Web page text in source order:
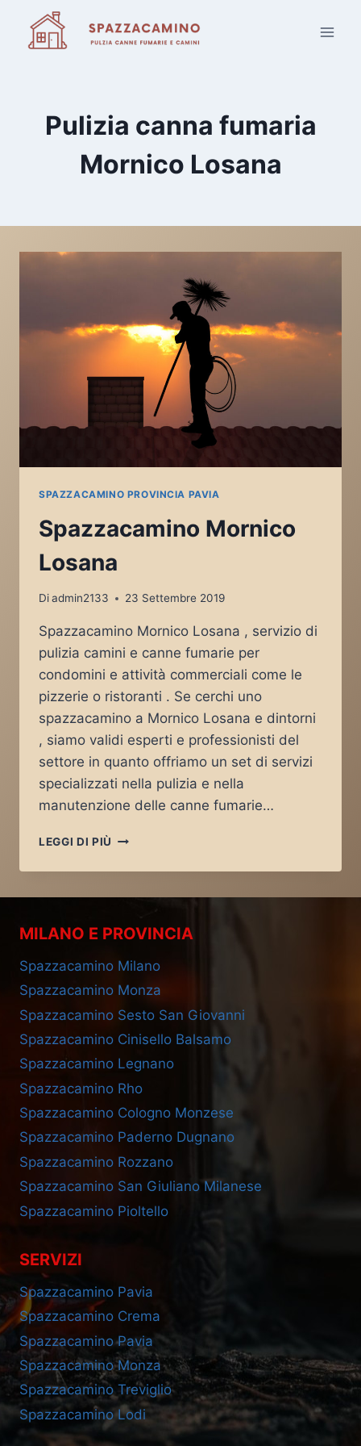
contenuto
Pulizia canna fumaria
Mornico Losana
SPAZZACAMINO PROVINCIA PAVIA
Spazzacamino Mornico
Losana
Diadmin2133 23 Settembre 2019
Spazzacamino Mornico Losana , servizio di
pulizia camini e canne fumarie per
condomini e attività commerciali come le
pizzerie o ristoranti . Se cerchi uno
spazzacamino a Mornico Losana e dintorni
, siamo validi esperti e professionisti del
settore in quanto offriamo un set di servizi
specializzati nella pulizia e nella
manutenzione delle canne fumarie…
LEGGI DI PIÙ SPAZZACAMINO
LOSANA
MILANO E PROVINCIA
Spazzacamino Milano
Spazzacamino Monza
Spazzacamino Sesto San Giovanni
Spazzacamino Cinisello Balsamo
Spazzacamino Legnano
Spazzacamino Rho
Spazzacamino Cologno Monzese
Spazzacamino Paderno Dugnano
Spazzacamino Rozzano
Spazzacamino San Giuliano Milanese
Spazzacamino Pioltello
SERVIZI
Spazzacamino Pavia
Spazzacamino Crema
Spazzacamino Pavia
Spazzacamino Monza
Spazzacamino Treviglio
Spazzacamino Lodi